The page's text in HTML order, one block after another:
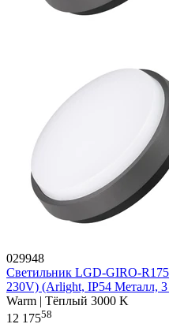
029948
Светильник LGD-GIRO-
230V) (Arlight, IP54 Металл, 3
Warm | Тёплый 3000 K
12 17558